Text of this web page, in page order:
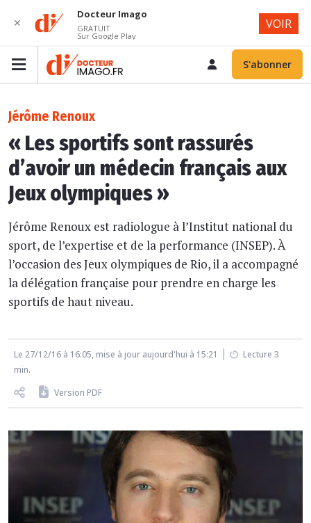
S'abonner
Jérôme Renoux
« Les sportifs sont rassurés
d’avoir un médecin français aux
Jeux olympiques »
Jérôme Renoux est radiologue à l’Institut national du
sport, de l’expertise et de la performance (INSEP). À
l’occasion des Jeux olympiques de Rio, il a accompagné
la délégation française pour prendre en charge les
sportifs de haut niveau.
Le 27/12/16 à 16:05, mise à jour aujourd'hui à 15:21
Lecture 3
min.
Version PDF
✕
Docteur Imago
GRATUIT
Sur Google Play
VOIR